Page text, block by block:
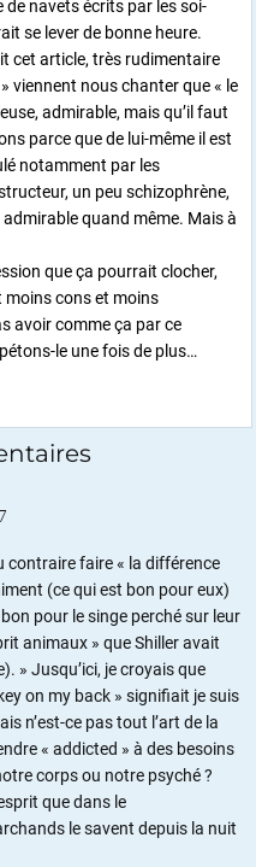
de navets écrits par les soi-
se lever de bonne heure.
cet article, très rudimentaire
viennent nous chanter que « le
admirable, mais qu’il faut
parce que de lui-même il est
notamment par les
un peu schizophrène,
quand même. Mais à
que ça pourrait clocher,
moins cons et moins
avoir comme ça par ce
le une fois de plus…
contraire faire « la différence
(ce qui est bon pour eux)
pour le singe perché sur leur
animaux » que Shiller avait
» Jusqu’ici, je croyais que
on my back » signifiait je suis
n’est-ce pas tout l’art de la
« addicted » à des besoins
corps ou notre psyché ?
que dans le
le savent depuis la nuit